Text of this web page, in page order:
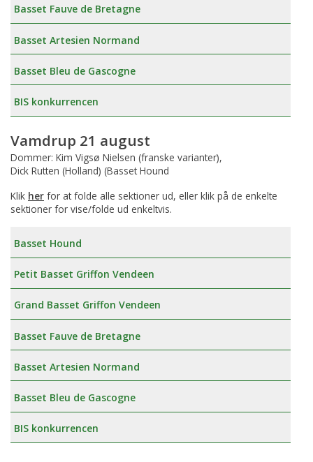
Basset Fauve de Bretagne
Basset Artesien Normand
Basset Bleu de Gascogne
BIS konkurrencen
Vamdrup 21 august
Dommer: Kim Vigsø Nielsen (franske varianter),
Dick Rutten (Holland) (Basset Hound
Klik her for at folde alle sektioner ud, eller klik på de enkelte
sektioner for vise/folde ud enkeltvis.
Basset Hound
Petit Basset Griffon Vendeen
Grand Basset Griffon Vendeen
Basset Fauve de Bretagne
Basset Artesien Normand
Basset Bleu de Gascogne
BIS konkurrencen